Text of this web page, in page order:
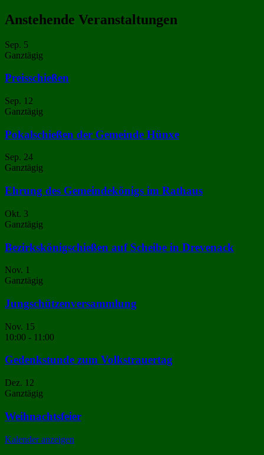
Anstehende Veranstaltungen
Sep. 5
Ganztägig
Preisschießen
Sep. 12
Ganztägig
Pokalschießen der Gemeinde Hünxe
Sep. 24
Ganztägig
Ehrung des Gemeindekönigs im Rathaus
Okt. 3
Ganztägig
Bezirkskönigschießen auf Scheibe in Drevenack
Nov. 1
Ganztägig
Jungschützenversammlung
Nov. 15
10:00 - 11:00
Gedenkstunde zum Volkstrauertag
Dez. 12
Ganztägig
Weihnachtsfeier
Kalender anzeigen